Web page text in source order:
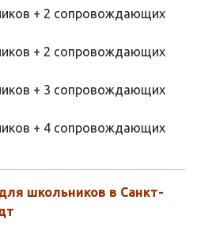
+ 2 сопровождающих
+ 2 сопровождающих
+ 3 сопровождающих
+ 4 сопровождающих
школьников в Санкт-